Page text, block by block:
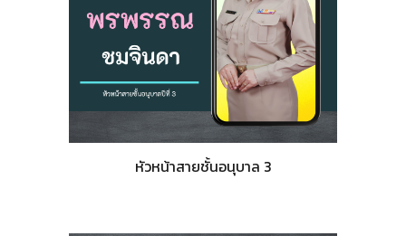
หัวหน้าสายชั้นอนุบาล 3